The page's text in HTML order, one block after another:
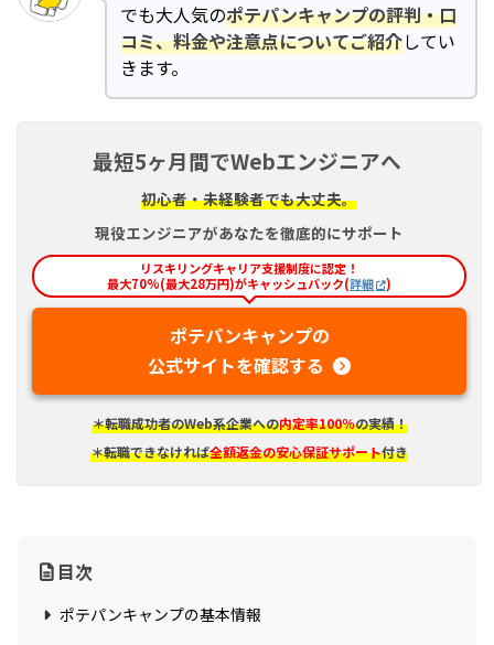
でも大人気のポテパンキャンプの評判・口
コミ、料金や注意点についてご紹介してい
きます。
最短5ヶ月間でWebエンジニアへ
初心者・未経験者でも大丈夫。
現役エンジニアがあなたを徹底的にサポート
リスキリングキャリア支援制度に認定！
最大70%(最大28万円)がキャッシュバック(詳細 )
ポテパンキャンプの
公式サイトを確認する
＊転職成功者のWeb系企業への内定率100％の実績！
＊転職できなければ全額返金の安心保証サポート付き
目次
ポテパンキャンプの基本情報